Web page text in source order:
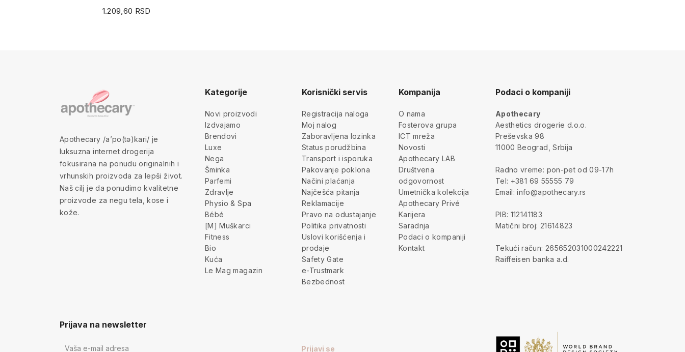
1.209,60 RSD
Apothecary /a’po(tə)kari/ je
luksuzna internet drogerija
fokusirana na ponudu originalnih i
vrhunskih proizvoda za lepši život.
Naš cilj je da ponudimo kvalitetne
proizvode za negu tela, kose i
kože.
Kategorije
Novi proizvodi
Izdvajamo
Brendovi
Luxe
Nega
Šminka
Parfemi
Zdravlje
Physio & Spa
Bébé
[M] Muškarci
Fitness
Bio
Kuća
Le Mag magazin
Korisnički servis
Registracija naloga
Moj nalog
Zaboravljena lozinka
Status porudžbina
Transport i isporuka
Pakovanje poklona
Načini plaćanja
Najčešća pitanja
Reklamacije
Pravo na odustajanje
Politika privatnosti
Uslovi korišćenja i
prodaje
Safety Gate
e-Trustmark
Bezbednost
Kompanija
O nama
Fosterova grupa
ICT mreža
Novosti
Apothecary LAB
Društvena
odgovornost
Umetnička kolekcija
Apothecary Privé
Karijera
Saradnja
Podaci o kompaniji
Kontakt
Podaci o kompaniji
Apothecary
Aesthetics drogerie d.o.o.
Preševska 98
11000 Beograd, Srbija
Radno vreme: pon-pet od 09-17h
Tel: +381 69 55555 79
Email: info@apothecary.rs
PIB: 112141183
Matični broj: 21614823
Tekući račun: 265652031000242221
Raiffeisen banka a.d.
Prijava na newsletter